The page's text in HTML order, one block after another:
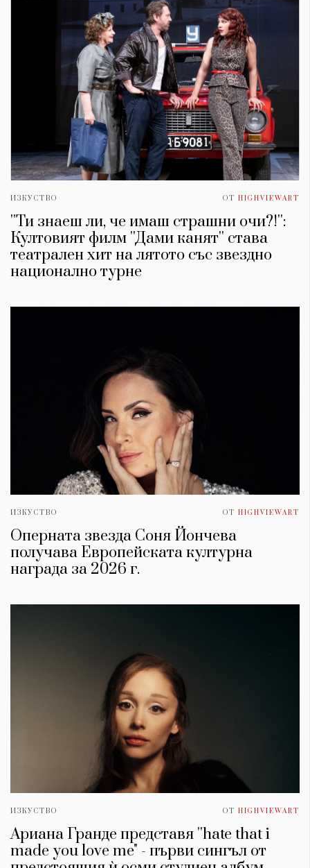
ИЗКУСТВО ОТ HIGHVIEWART
''Ти знаеш ли, че имаш страшни очи?!'':
Култовият филм ''Дами канят'' става
театрален хит на лятото със звездно
национално турне
ИЗКУСТВО ОТ HIGHVIEWART
Оперната звезда Соня Йончева
получава Европейската културна
награда за 2026 г.
ИЗКУСТВО ОТ HIGHVIEWART
Ариана Гранде представя ''hate that i
made you love me" - първи сингъл от